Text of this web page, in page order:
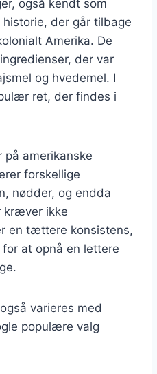
også kendt som
historie, der går tilbage
Amerika. De
der var
og hvedemel. I
ret, der findes i
på amerikanske
forskellige
nødder, og endda
kræver ikke
en tættere konsistens,
at opnå en lettere
varieres med
populære valg